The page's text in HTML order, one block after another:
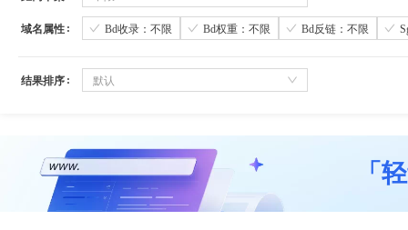
域名属性 Bd收录：不限 Bd权重：不限 Bd反链：不限
结果排序 默认
「